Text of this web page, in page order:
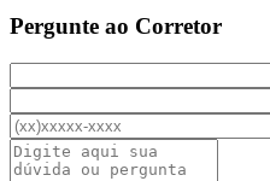
Pergunte ao Corretor